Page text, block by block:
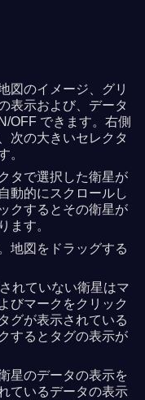
図のイメージ、グリ
表示および、データ
OFF できます。右側
次の大きいセレクタ
。
タで選択した衛星が
動的にスクロールし
クするとその衛星が
ます。
地図をドラッグする
れていない衛星はマ
びマークをクリック
グが表示されている
するとタグの表示が
星のデータの表示を
ているデータの表示